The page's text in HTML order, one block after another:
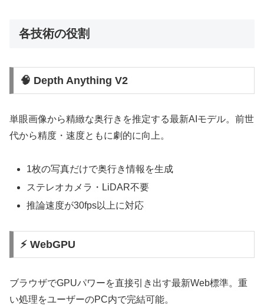
各技術の役割
🧠 Depth Anything V2
単眼画像から精緻な奥行きを推定する最新AIモデル。前世
代から精度・速度ともに劇的に向上。
1枚の写真だけで奥行き情報を生成
ステレオカメラ・LiDAR不要
推論速度が30fps以上に対応
⚡ WebGPU
ブラウザでGPUパワーを直接引き出す最新Web標準。重
い処理をユーザーのPC内で完結可能。